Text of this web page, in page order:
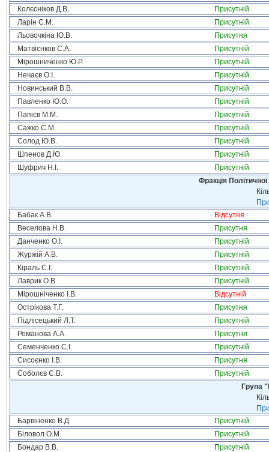
Колєсніков Д.В.
Присутній
Ларін С.М.
Присутній
Льовочкіна Ю.В.
Присутня
Матвієнков С.А.
Присутній
Мірошниченко Ю.Р.
Присутній
Нечаєв О.І.
Присутній
Новинський В.В.
Присутній
Павленко Ю.О.
Присутній
Папієв М.М.
Присутній
Сажко С.М.
Присутній
Солод Ю.В.
Присутній
Шпенов Д.Ю.
Присутній
Шуфрич Н.І.
Присутній
Фракція
Бабак А.В.
Відсутня
Веселова Н.В.
Присутня
Данченко О.І.
Присутній
Журжій А.В.
Присутній
Кіраль С.І.
Присутній
Лаврик О.В.
Присутній
Мірошніченко І.В.
Відсутній
Острікова Т.Г.
Присутня
Підлісецький Л.Т.
Присутній
Романова А.А.
Присутня
Семенченко С.І.
Присутній
Сисоєнко І.В.
Присутня
Соболєв Є.В.
Присутній
Група
Барвіненко В.Д.
Присутній
Біловол О.М.
Присутній
Бондар В.В.
Присутній